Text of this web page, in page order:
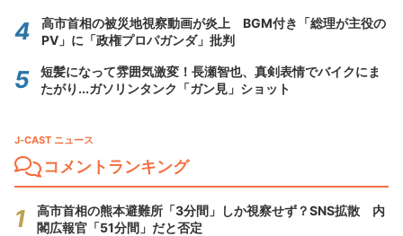
高市首相の被災地視察動画が炎上 BGM付き「総理が主役の
PV」に「政権プロパガンダ」批判
短髪になって雰囲気激変！長瀬智也、真剣表情でバイクにま
たがり...ガソリンタンク「ガン見」ショット
J-CAST ニュース
コメントランキング
高市首相の熊本避難所「3分間」しか視察せず？SNS拡散 内
閣広報官「51分間」だと否定